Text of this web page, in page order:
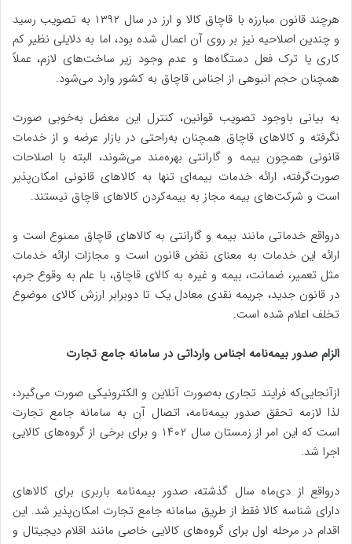
هرچند قانون مبارزه با قاچاق کالا و ارز در سال ۱۳۹۲ به تصویب رسید
و چندین اصلاحیه نیز بر روی آن اعمال شده بود، اما به دلایلی نظیر کم
کاری یا ترک فعل دستگاه‌ها و عدم وجود زیر ساخت‌های لازم، عملاً
همچنان حجم انبوهی از اجناس قاچاق به کشور وارد می‌شود.
به بیانی باوجود تصویب قوانین، کنترل این معضل به‌خوبی صورت
نگرفته و کالاهای قاچاق همچنان به‌راحتی در بازار عرضه و از خدمات
قانونی همچون بیمه و گارانتی بهره‌مند می‌شوند، البته با اصلاحات
صورت‌گرفته، ارائه خدمات بیمه‌ای تنها به کالاهای قانونی امکان‌پذیر
است و شرکت‌های بیمه مجاز به بیمه‌کردن کالاهای قاچاق نیستند.
درواقع خدماتی مانند بیمه و گارانتی به کالاهای قاچاق ممنوع است و
ارائه این خدمات به معنای نقض قانون است و مجازات ارائه خدمات
مثل تعمیر، ضمانت، بیمه و غیره به کالای قاچاق، با علم به وقوع جرم،
در قانون جدید، جریمه نقدی معادل یک تا دوبرابر ارزش کالای موضوع
تخلف اعلام شده است.
الزام صدور بیمه‌نامه اجناس وارداتی در سامانه جامع تجارت
ازآنجایی‌که فرایند تجاری به‌صورت آنلاین و الکترونیکی صورت می‌گیرد،
لذا لازمه تحقق صدور بیمه‌نامه، اتصال آن به سامانه جامع تجارت
است که این امر از زمستان سال ۱۴۰۲ و برای برخی از گروه‌های کالایی
اجرا شد.
درواقع از دی‌ماه سال گذشته، صدور بیمه‌نامه باربری برای کالاهای
دارای شناسه کالا فقط از طریق سامانه جامع تجارت امکان‌پذیر شد. این
اقدام در مرحله اول برای گروه‌های کالایی خاصی مانند اقلام دیجیتال و